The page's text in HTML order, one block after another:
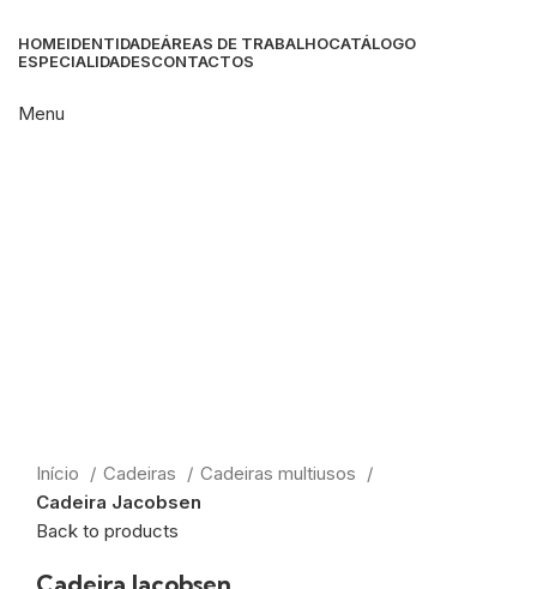
HOMEIDENTIDADEÁREAS DE TRABALHOCATÁLOGO
ESPECIALIDADESCONTACTOS
Menu
Início Cadeiras
Cadeiras multiusos
Cadeira Jacobsen
Back to products